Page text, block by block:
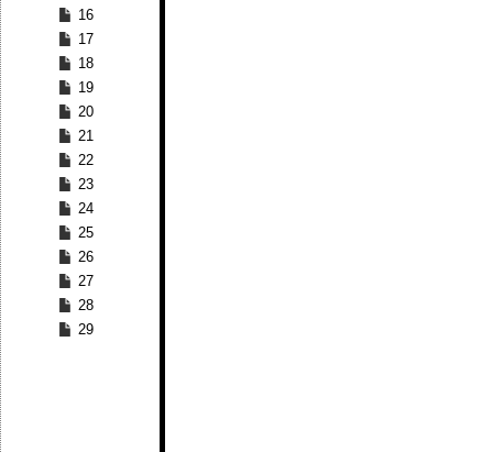
16
17
18
19
20
21
22
23
24
25
26
27
28
29